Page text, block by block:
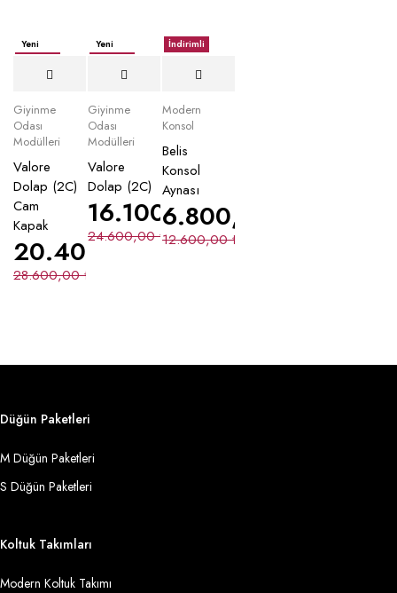
Yeni
Giyinme
Odası
Modülleri
Valore
Dolap (2C)
Cam
Kapak
28.600,00₺
20.400,00₺
Yeni
Giyinme
Odası
Modülleri
Valore
Dolap (2C)
24.600,00₺
16.100,00₺
İndirimli
Modern
Konsol
Belis
Konsol
Aynası
12.600,00₺
6.800,00
Düğün Paketleri
M Düğün Paketleri
S Düğün Paketleri
Koltuk Takımları
Modern Koltuk Takımı